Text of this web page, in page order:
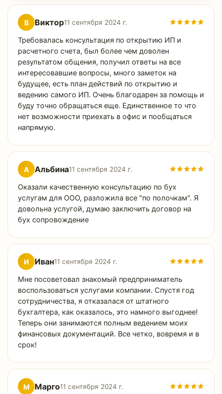
В Виктор11 сентября 2024 г.
Требовалась консультация по открытию ИП и
расчетного счета, был более чем доволен
результатом общения, получил ответы на все
интересовавшие вопросы, много заметок на
будущее, есть план действий по открытию и
ведению самого ИП. Очень благодарен за помощь и
буду точно обращаться еще. Единственное то что
нет возможности приехать в офис и пообщаться
напрямую.
А Альбина11 сентября 2024 г.
Оказали качественную консультацию по бух
услугам для ООО, разложила все "по полочкам". Я
довольна услугой, думаю заключить договор на
бух сопровождение
И Иван11 сентября 2024 г.
Мне посоветовал знакомый предприниматель
воспользоваться услугами компании. Спустя год
сотрудничества, я отказалася от штатного
бухгалтера, как оказалось, это намного выгоднее!
Теперь они занимаются полным ведением моих
финансовых документаций. Все четко, вовремя и в
срок!
М Марго11 сентября 2024 г.